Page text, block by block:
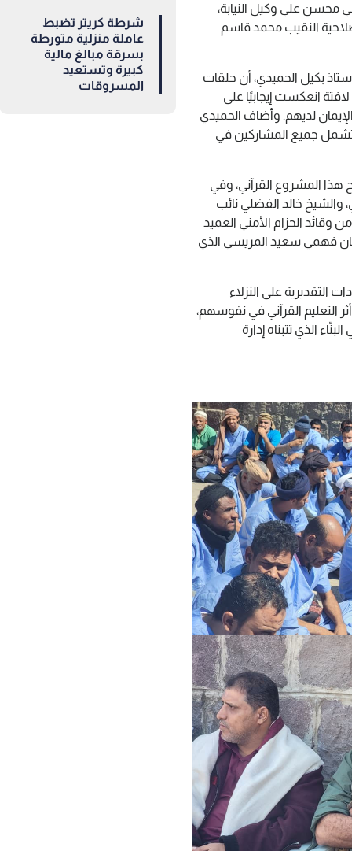
محسن علي وكيل النيابة،
النقيب محمد قاسم
بكيل الحميدي، أن حلقات
انعكست إيجابيًا على
لديهم. وأضاف الحميدي
تشمل جميع المشاركين في
المشروع القرآني، وفي
والشيخ خالد الفضلي نائب
وقائد الحزام الأمني العميد
فهمي سعيد المريسي الذي
التقديرية على النزلاء
التعليم القرآني في نفوسهم،
الذي تتبناه إدارة
شرطة كريتر تضبط
عاملة منزلية متورطة
بسرقة مبالغ مالية
كبيرة وتستعيد
المسروقات